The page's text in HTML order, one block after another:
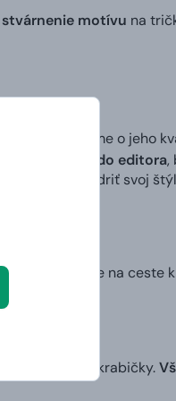
motívu na
sa postaráme o jeho
ktorý vložíte do editora,
alebo vyjadriť svoj
deň už bude na ceste
darčekovej krabičky.